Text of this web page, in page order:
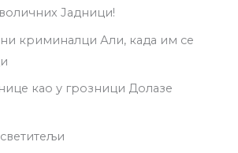
Јадници!
криминалци Али, када им се
као у грозници Долазе